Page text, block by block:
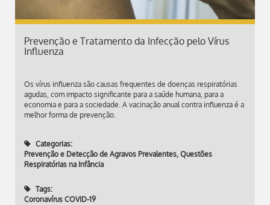
Prevenção e Tratamento da Infecção pelo Vírus
Influenza
Os vírus influenza são causas frequentes de doenças respiratórias
agudas, com impacto significante para a saúde humana, para a
economia e para a sociedade. A vacinação anual contra influenza é a
melhor forma de prevenção.
Categorias:
Prevenção e Detecção de Agravos Prevalentes, Questões
Respiratórias na Infância
Tags:
Coronavírus COVID-19